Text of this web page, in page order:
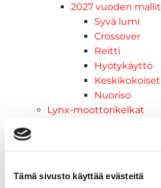
Tämä sivusto käyttää evästeitä
2027 vuoden mallit
Syvä lumi
Crossover
Reitti
Hyötykäyttö
Keskikokoiset
Nuoriso
Lynx-moottorikelkat
Crossover